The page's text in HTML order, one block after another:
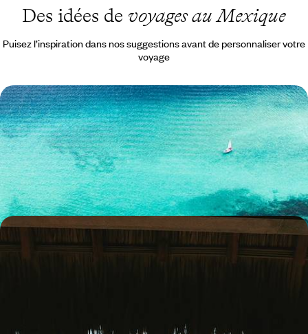
Des idées de voyages au Mexique
Puisez l’inspiration dans nos suggestions avant de personnaliser votre
voyage
L’aventure mexicaine en famille - Cités mayas,
cenotes et plages du Yucatán
Embarquer les enfants sur les traces du monde maya ; les voir
s'émerveiller devant les couleurs des maisons, de l'eau et des poissons
12 jours, de 3100 à 4500 €
Architectes, artistes et surfeurs - De la folie Mexico
aux plages du Pacifique